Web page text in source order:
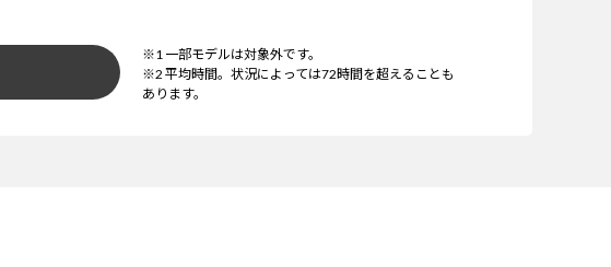
※1 一部モデルは対象外です。
※2 平均時間。状況によっては72時間を超えることも
あります。